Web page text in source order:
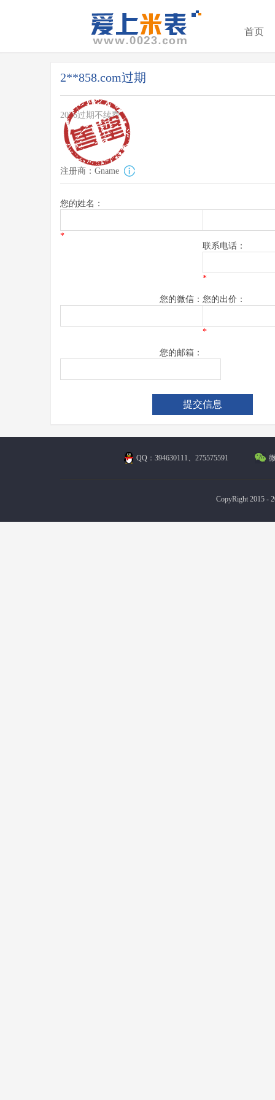
首页
2**858.com过期
2026过期不续费
注册商：Gname
您的姓名：
*
联系电话：
*
您的微信： 您的出价：
*
您的邮箱：
QQ：394630111、275575591
CopyRight 2015 -